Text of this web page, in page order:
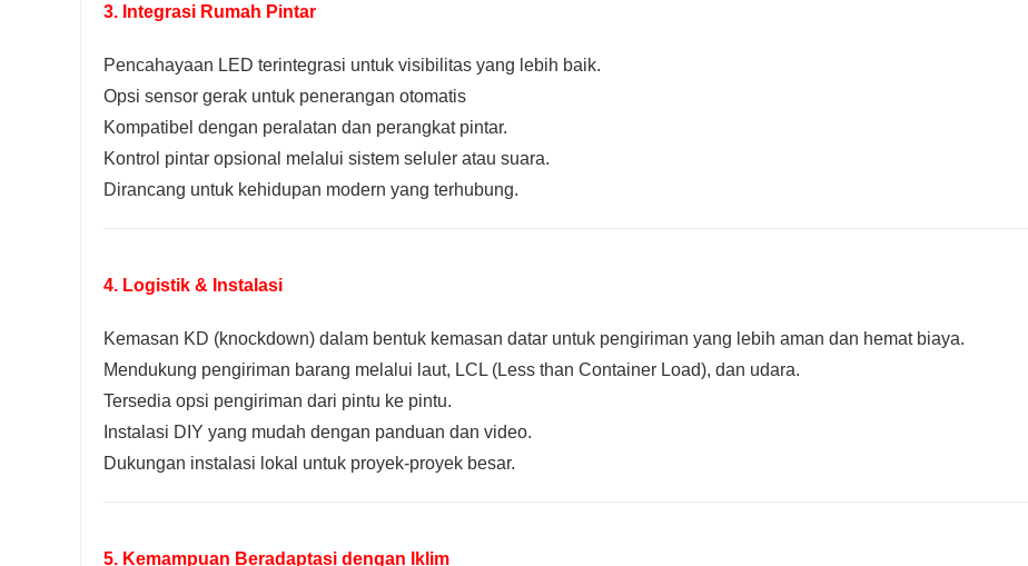
3. Integrasi Rumah Pintar
Pencahayaan LED terintegrasi untuk visibilitas yang lebih baik.
Opsi sensor gerak untuk penerangan otomatis
Kompatibel dengan peralatan dan perangkat pintar.
Kontrol pintar opsional melalui sistem seluler atau suara.
Dirancang untuk kehidupan modern yang terhubung.
4. Logistik & Instalasi
Kemasan KD (knockdown) dalam bentuk kemasan datar untuk pengiriman yang lebih aman dan hemat biaya.
Mendukung pengiriman barang melalui laut, LCL (Less than Container Load), dan udara.
Tersedia opsi pengiriman dari pintu ke pintu.
Instalasi DIY yang mudah dengan panduan dan video.
Dukungan instalasi lokal untuk proyek-proyek besar.
5. Kemampuan Beradaptasi dengan Iklim